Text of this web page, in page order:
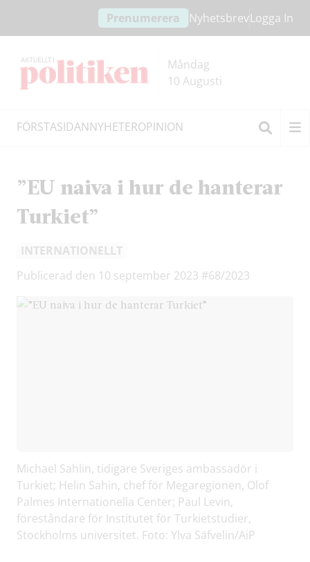
innehållet
headern
Prenumerera NyhetsbrevLogga In
Måndag
10 Augusti
FÖRSTASIDANNYHETEROPINION
”EU naiva i hur de hanterar
Turkiet”
INTERNATIONELLT
Publicerad den 10 september 2023 #68/2023
Michael Sahlin, tidigare Sveriges ambassadör i
Turkiet; Helin Sahin, chef för Megaregionen, Olof
Palmes Internationella Center; Paul Levin,
föreståndare för Institutet för Turkietstudier,
Stockholms universitet. Foto: Ylva Säfvelin/AiP